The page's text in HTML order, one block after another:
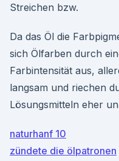
Streichen bzw.
Da das Öl die
sich Ölfarben durch
Farbintensität aus,
langsam und riechen
Lösungsmitteln eher
naturhanf 10
zündete die ölpatronen